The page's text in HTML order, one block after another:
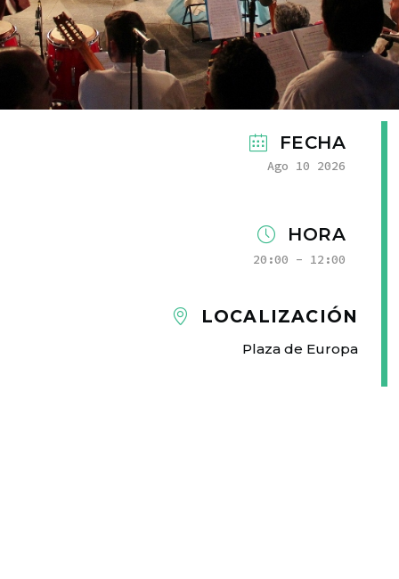
FECHA
Ago 10 2026
HORA
20:00 - 12:00
LOCALIZACIÓN
Plaza de Europa